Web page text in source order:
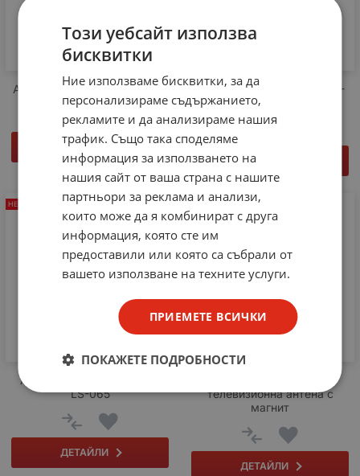
Антенен FM усилвател авто
ДЕТАЙЛИ
Телескопична антена ANT-
ДЕТАЙЛИ
Автомобилна антена УКВ
LS-065
ДЕТАЙЛИ
НЕНАЛИЧЕН
телевизионна антена с
магнит
ДЕТАЙЛИ
Този уебсайт използва
бисквитки
Ние използваме бисквитки, за да
персонализираме съдържанието,
рекламите и да анализираме нашия
трафик. Също така споделяме
информация за използването на
нашия сайт от ваша страна с нашите
партньори за реклама и анализи,
които може да я комбинират с друга
информация, която сте им
предоставили или която са събрали от
вашето използване на техните услуги.
ПРИЕМЕТЕ ВСИЧКИ
ПОКАЖЕТЕ ПОДРОБНОСТИ